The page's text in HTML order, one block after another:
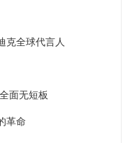
克全球代言人
面无短板
革命